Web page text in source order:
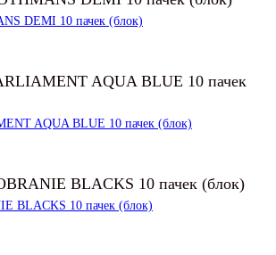
DEMI 10 пачек (блок)
AQUA BLUE 10 пачек (блок)
BLACKS 10 пачек (блок)